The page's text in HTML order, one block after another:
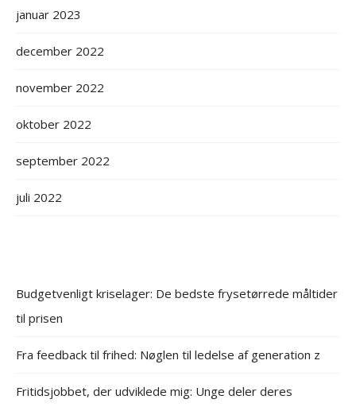
januar 2023
december 2022
november 2022
oktober 2022
september 2022
juli 2022
Budgetvenligt kriselager: De bedste frysetørrede måltider
til prisen
Fra feedback til frihed: Nøglen til ledelse af generation z
Fritidsjobbet, der udviklede mig: Unge deler deres